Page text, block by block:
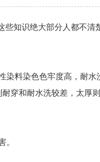
知识绝大部分人都不清
料染色色牢度高，耐水
穿和耐水洗较差，太厚
。